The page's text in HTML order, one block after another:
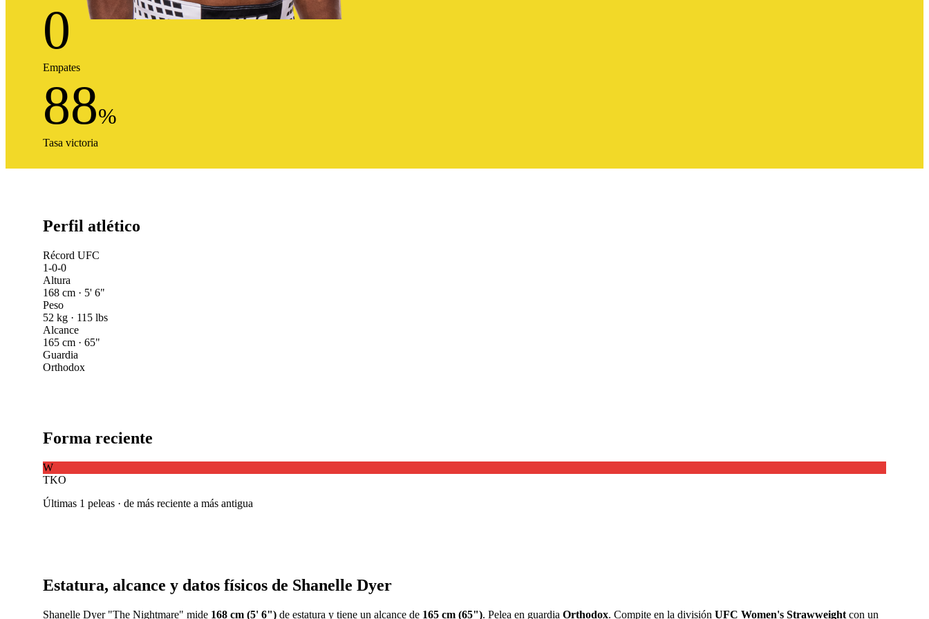
0
Empates
88%
Tasa victoria
Perfil atlético
Récord UFC
1-0-0
Altura
168 cm · 5' 6"
Peso
52 kg · 115 lbs
Alcance
165 cm · 65"
Guardia
Orthodox
Forma reciente
W
TKO
Últimas 1 peleas · de más reciente a más antigua
Estatura, alcance y datos físicos de Shanelle Dyer
Shanelle Dyer "The Nightmare" mide 168 cm (5' 6")de estatura y tiene un alcance de 165 cm (65"). Pelea en guardia Orthodox. Compite en la división UFC Women's Strawweightcon un